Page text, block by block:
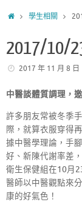
Home學生相關
2017/
2017 年 11 月 8 日
中醫談體質調理，
許多朋友常被冬季
際，就算衣服穿得
據中醫學理論，手
好、新陳代謝率差
衛生保健組在10月
醫師以中醫觀點來
康的好氣色！